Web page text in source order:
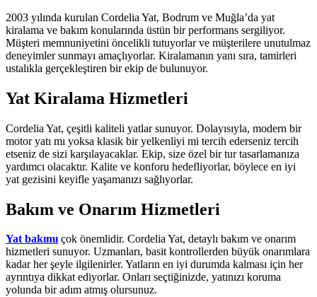
2003 yılında kurulan Cordelia Yat, Bodrum ve Muğla’da yat
kiralama ve bakım konularında üstün bir performans sergiliyor.
Müşteri memnuniyetini öncelikli tutuyorlar ve müşterilere unutulmaz
deneyimler sunmayı amaçlıyorlar. Kiralamanın yanı sıra, tamirleri
ustalıkla gerçekleştiren bir ekip de bulunuyor.
Yat Kiralama Hizmetleri
Cordelia Yat, çeşitli kaliteli yatlar sunuyor. Dolayısıyla, modern bir
motor yatı mı yoksa klasik bir yelkenliyi mi tercih ederseniz tercih
etseniz de sizi karşılayacaklar. Ekip, size özel bir tur tasarlamanıza
yardımcı olacaktır. Kalite ve konforu hedefliyorlar, böylece en iyi
yat gezisini keyifle yaşamanızı sağlıyorlar.
Bakım ve Onarım Hizmetleri
Yat bakımıçok önemlidir. Cordelia Yat, detaylı bakım ve onarım
hizmetleri sunuyor. Uzmanları, basit kontrollerden büyük onarımlara
kadar her şeyle ilgilenirler. Yatların en iyi durumda kalması için her
ayrıntıya dikkat ediyorlar. Onları seçtiğinizde, yatınızı koruma
yolunda bir adım atmış olursunuz.